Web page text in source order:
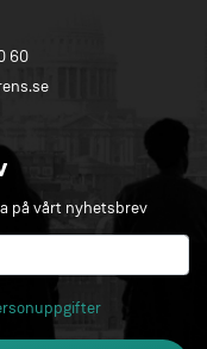
60
på vårt nyhetsbrev